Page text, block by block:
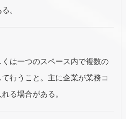
。
は一つのスペース内で複数の
行うこと。主に企業が業務コ
る場合がある。